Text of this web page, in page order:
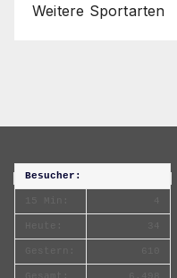
Weitere Sportarten
Besucher: